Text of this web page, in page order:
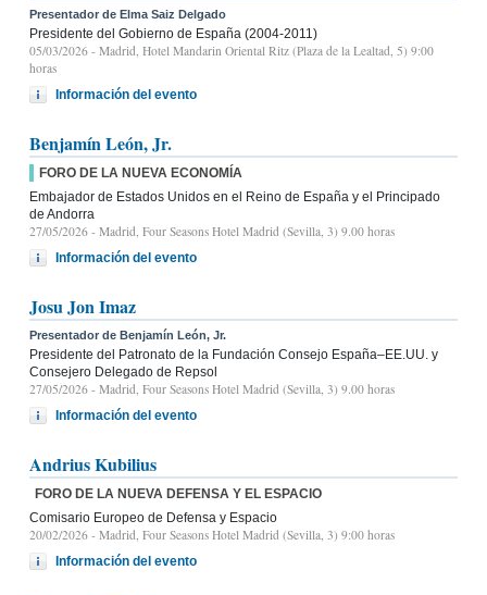
Presentador de Elma Saiz Delgado
Presidente del Gobierno de España (2004-2011)
05/03/2026 - Madrid, Hotel Mandarin Oriental Ritz (Plaza de la Lealtad, 5) 9:00
horas
Información del evento
Benjamín León, Jr.
FORO DE LA NUEVA ECONOMÍA
Embajador de Estados Unidos en el Reino de España y el Principado
de Andorra
27/05/2026 - Madrid, Four Seasons Hotel Madrid (Sevilla, 3) 9.00 horas
Información del evento
Josu Jon Imaz
Presentador de Benjamín León, Jr.
Presidente del Patronato de la Fundación Consejo España–EE.UU. y
Consejero Delegado de Repsol
27/05/2026 - Madrid, Four Seasons Hotel Madrid (Sevilla, 3) 9.00 horas
Información del evento
Andrius Kubilius
FORO DE LA NUEVA DEFENSA Y EL ESPACIO
Comisario Europeo de Defensa y Espacio
20/02/2026 - Madrid, Four Seasons Hotel Madrid (Sevilla, 3) 9:00 horas
Información del evento